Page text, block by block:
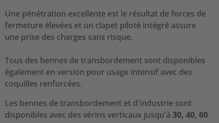
Une pénétration excellente est le résultat de forces de
fermeture élevées et un clapet piloté intégré assure
une prise des charges sans risque.
Tous des bennes de transbordement sont disponibles
également en version pour usage intensif avec des
coquilles renforcées.
Les bennes de transbordement et d'industrie sont
disponibles avec des vérins verticaux jusqu'à 30, 40, 60